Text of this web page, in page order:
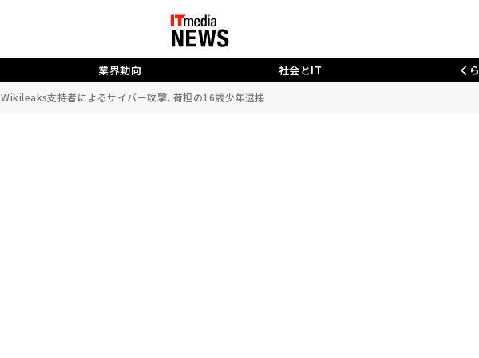
業界動向 社会とIT く
Wikileaks支持者によるサイバー攻撃、荷担の16歳少年逮捕